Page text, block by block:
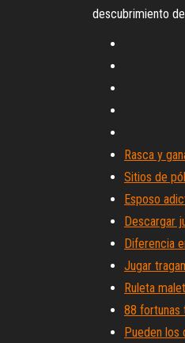
descubrimiento
Rasca y
Sitios de
Esposo
Descargar
Diferencia
Jugar
Ruleta
88 fortunas
Pueden los